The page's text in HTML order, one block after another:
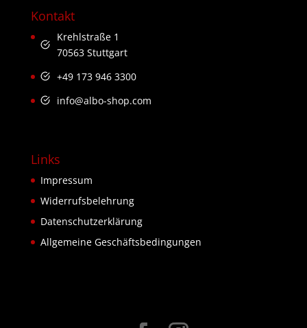
Kontakt
Krehlstraße 1
70563 Stuttgart
+49 173 946 3300
info@albo-shop.com
Links
Impressum
Widerrufsbelehrung
Datenschutzerklärung
Allgemeine Geschäftsbedingungen